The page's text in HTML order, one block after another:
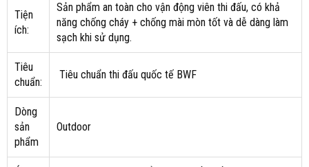
Tiện
ích:
Sản phẩm an toàn cho vận động viên thi đấu, có khả
năng chống cháy + chống mài mòn tốt và dễ dàng làm
sạch khi sử dụng.
Tiêu
chuẩn:
Tiêu chuẩn thi đấu quốc tế BWF
Dòng
sản
phẩm
Outdoor